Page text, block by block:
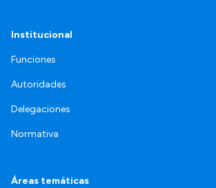
Institucional
Funciones
Autoridades
Delegaciones
Normativa
Áreas temáticas